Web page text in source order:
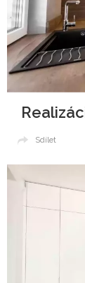
Sdílet